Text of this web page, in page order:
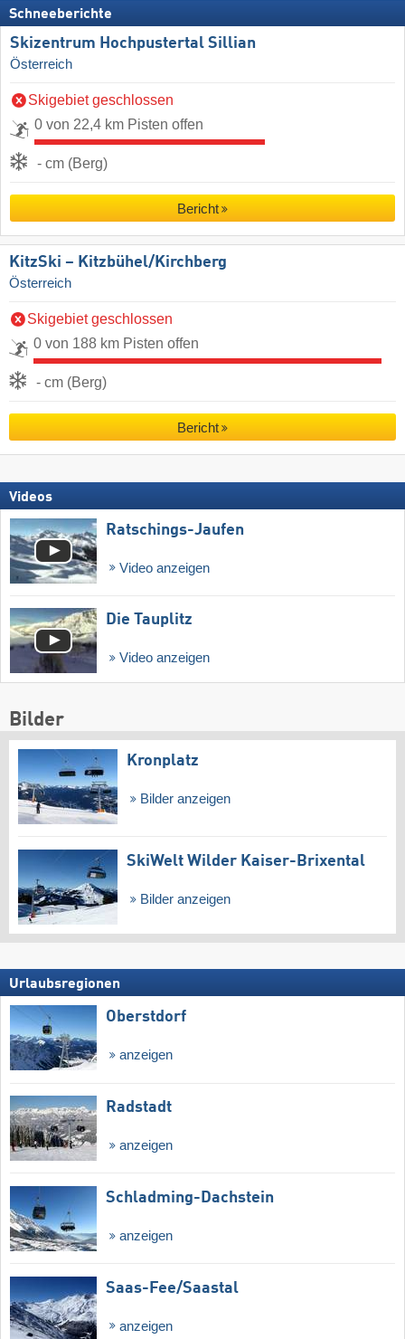
Schneeberichte
Skizentrum Hochpustertal Sillian
Österreich
Skigebiet geschlossen
0 von 22,4 km Pisten offen
- cm (Berg)
Bericht
KitzSki – Kitzbühel/​Kirchberg
Österreich
Skigebiet geschlossen
0 von 188 km Pisten offen
- cm (Berg)
Bericht
Videos
Ratschings-Jaufen
Video anzeigen
Die Tauplitz
Video anzeigen
Bilder
Kronplatz
Bilder anzeigen
SkiWelt Wilder Kaiser-Brixental
Bilder anzeigen
Urlaubsregionen
Oberstdorf
anzeigen
Radstadt
anzeigen
Schladming-Dachstein
anzeigen
Saas-Fee/​Saastal
anzeigen